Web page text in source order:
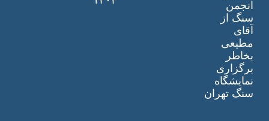
انجمن
سنگ از
آقای
مطیعی
بخاطر
برگزاری
نمایشگاه
سنگ تهران